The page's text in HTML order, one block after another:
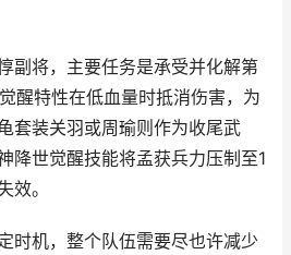
副将，主要任务是承受并化解第
醒特性在低血量时抵消伤害，为
套装关羽或周瑜则作为收尾武
降世觉醒技能将孟获兵力压制至1
效。
时机，整个队伍需要尽也许减少